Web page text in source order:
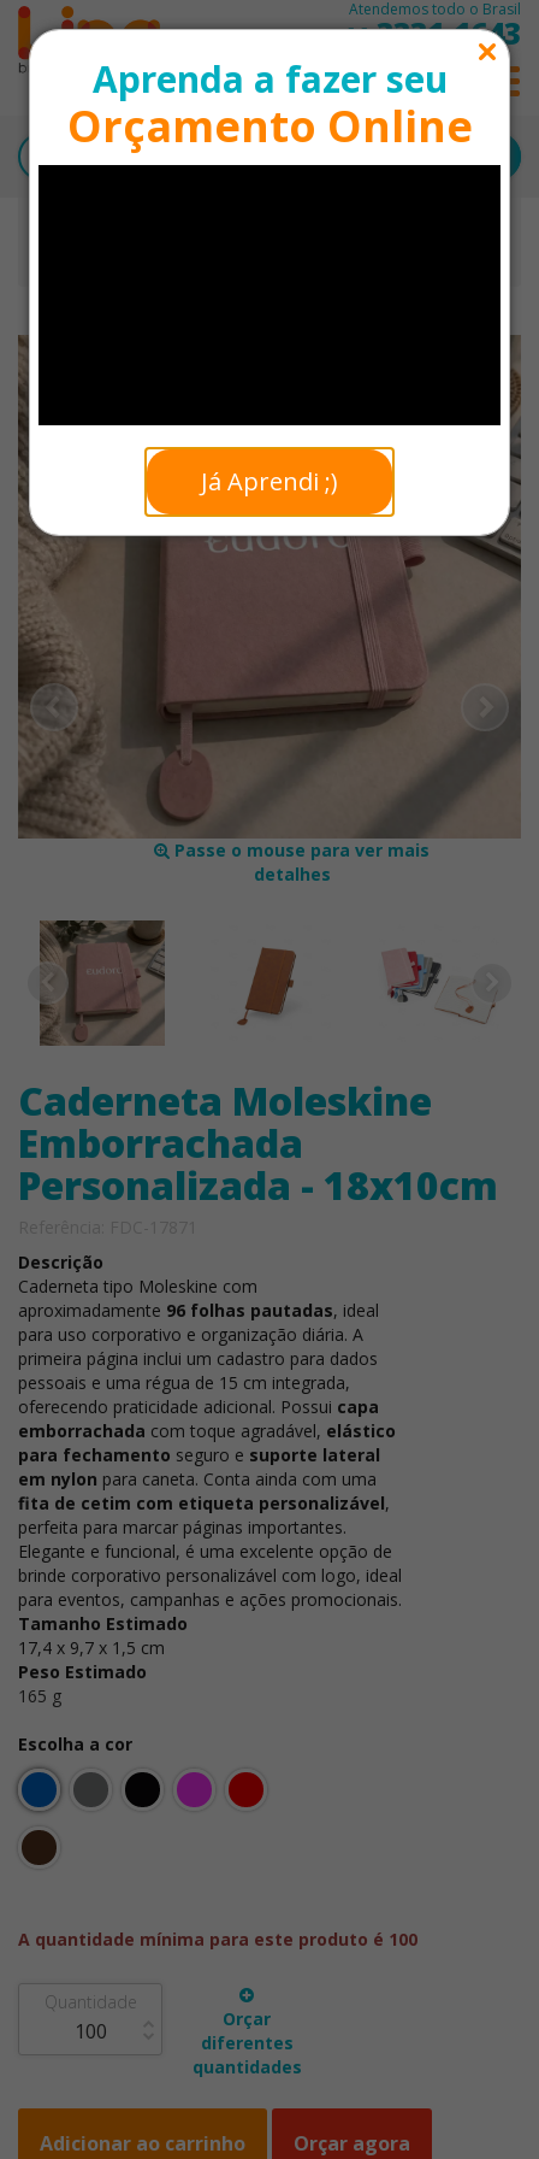
Aprenda a fazer seu
Orçamento Online
Já Aprendi ;)
Atendemos todo o Brasil
113331-1643
Passe o mouse para ver mais
detalhes
Caderneta Moleskine
Emborrachada
Personalizada - 18x10cm
Descrição
Caderneta tipo Moleskine com
aproximadamente 96 folhas pautadas, ideal
para uso corporativo e organização diária. A
primeira página inclui um cadastro para dados
pessoais e uma régua de 15 cm integrada,
oferecendo praticidade adicional. Possui capa
emborrachada com toque agradável, elástico
para fechamento seguro e suporte lateral
em nylon para caneta. Conta ainda com uma
fita de cetim com etiqueta personalizável,
perfeita para marcar páginas importantes.
Elegante e funcional, é uma excelente opção de
brinde corporativo personalizável com logo, ideal
para eventos, campanhas e ações promocionais.
Tamanho Estimado
17,4 x 9,7 x 1,5 cm
Peso Estimado
165 g
Escolha a cor
A quantidade mínima para este produto é 100
Quantidade
Orçar
diferentes
quantidades
Adicionar ao carrinho Orçar agora